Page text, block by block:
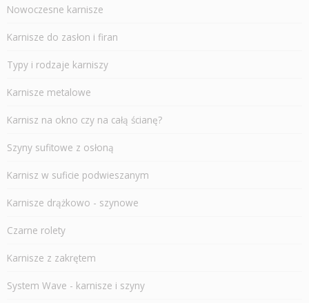
Nowoczesne karnisze
Karnisze do zasłon i firan
Typy i rodzaje karniszy
Karnisze metalowe
Karnisz na okno czy na całą ścianę?
Szyny sufitowe z osłoną
Karnisz w suficie podwieszanym
Karnisze drążkowo - szynowe
Czarne rolety
Karnisze z zakrętem
System Wave - karnisze i szyny